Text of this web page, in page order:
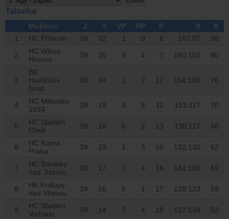
Tabulka
Mužstvo Z V VP PP P S
B
1
HC Příbram 39 32 1 0 6 187:87 98
2
HC Wikov
Hronov
39 20 8 4 7 160:102 80
3
BK
Havlíčkův
Brod
39 24 1 2 12 156:108 76
4
HC Milevsko
1934
39 19 4 5 11 153:117 70
5
HC Stadion
Cheb
39 18 6 2 13 130:117 68
6
HC Kobra
Praha
39 19 1 3 16 132:130 62
7
HC Benátky
nad Jizerou
39 17 2 4 16 142:155 59
8
HK Kralupy
nad Vltavou
39 16 5 1 17 138:123 59
9
HC Stadion
Vrchlabí
39 14 3 4 18 127:134 52